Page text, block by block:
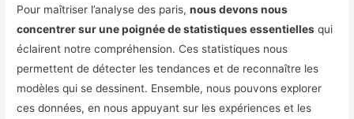
Pour maîtriser l’analyse des paris,nous devons nous
concentrer sur une poignée de statistiques essentielles qui
éclairent notre compréhension. Ces statistiques nous
permettent de détecter les tendances et de reconnaître les
modèles qui se dessinent. Ensemble, nous pouvons explorer
ces données, en nous appuyant sur les expériences et les